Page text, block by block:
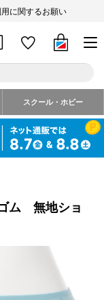
に関するお願い
スクール・ホビー
ム 無地ショ